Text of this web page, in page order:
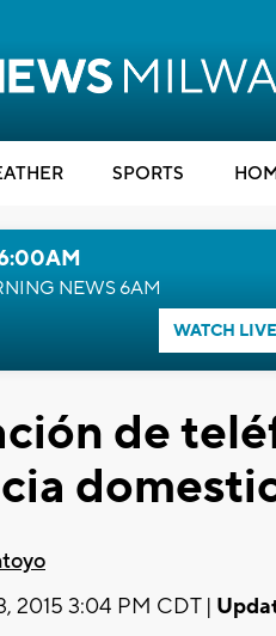
SPORTS
NEWS 6AM
WATCH LIVE
de
2015 3:04 PM CDT |